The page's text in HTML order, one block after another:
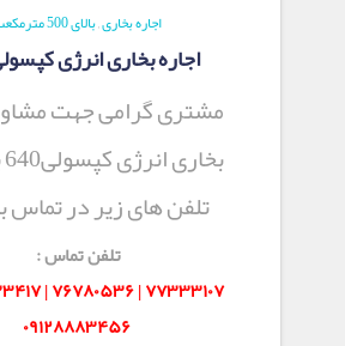
اجاره بخاری,بالای 500 مترمکعب
اجاره بخاری انرژی کپسولی
مشتری گرامی جهت
تلفن های زیر در تماس
تلفن تماس :
۰۹۱۲۸۸۸۳۴۵۶